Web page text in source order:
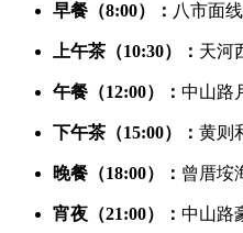
早餐（8:00）： 八市面
上午茶（10:30）： 天河
午餐（12:00）： 中山路
下午茶（15:00）： 黄则
晚餐（18:00）： 曾厝垵
宵夜（21:00）： 中山路